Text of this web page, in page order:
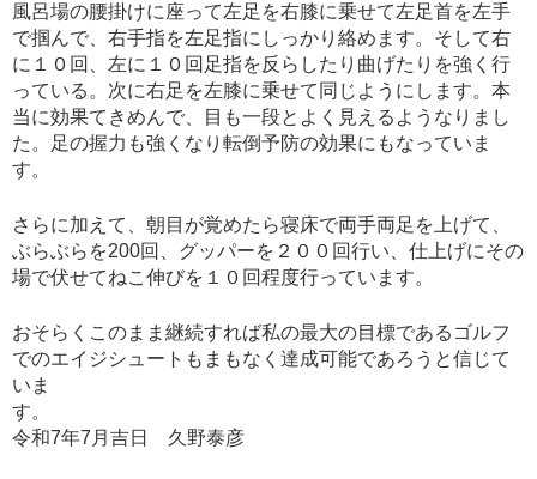
風呂場の腰掛けに座って左足を右膝に乗せて左足首を左手
で掴んで、右手指を左足指にしっかり絡めます。そして右
に１０回、左に１０回足指を反らしたり曲げたりを強く行
っている。次に右足を左膝に乗せて同じようにします。本
当に効果てきめんで、目も一段とよく見えるようなりまし
た。足の握力も強くなり転倒予防の効果にもなっていま
す。
さらに加えて、朝目が覚めたら寝床で両手両足を上げて、
ぶらぶらを200回、グッパーを２００回行い、仕上げにその
場で伏せてねこ伸びを１０回程度行っています。
おそらくこのまま継続すれば私の最大の目標であるゴルフ
でのエイジシュートもまもなく達成可能であろうと信じて
いま
す。
令和7年7月吉日 久野泰彦